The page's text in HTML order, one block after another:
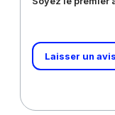
Laisser un avis